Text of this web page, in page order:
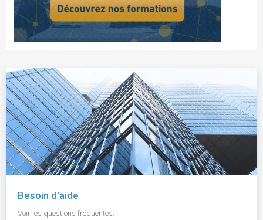
Besoin d'aide
Voir les questions fréquentes.